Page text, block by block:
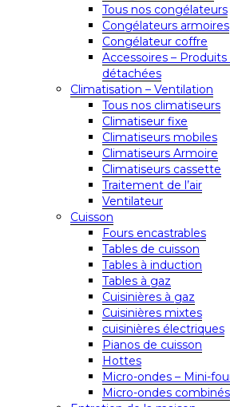
Tous nos congélateurs
Congélateurs armoires
Congélateur coffre
Accessoires –
détachées
Climatisation – Ventilation
Tous nos climatiseurs
Climatiseur fixe
Climatiseurs mobiles
Climatiseurs Armoire
Climatiseurs cassette
Traitement de l’air
Ventilateur
Cuisson
Fours encastrables
Tables de cuisson
Tables à induction
Tables à gaz
Cuisinières à gaz
Cuisinières mixtes
cuisinières électriques
Pianos de cuisson
Hottes
Micro-ondes – Mini-
Micro-ondes combinés